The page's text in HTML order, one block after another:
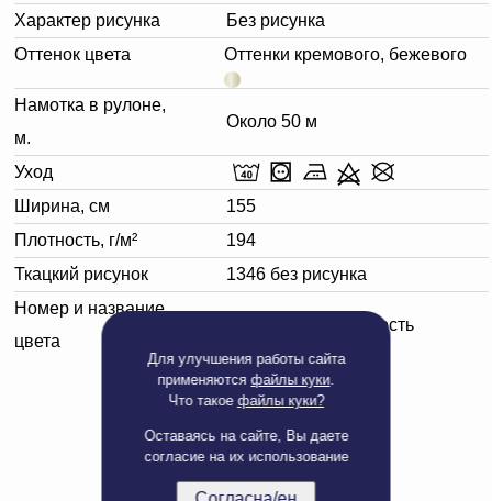
Для улучшения работы сайта
применяютсяфайлы куки.
Что такое файлы куки?
Оставаясь на сайте, Вы даете
согласие на их использование
Характер рисунка
Без рисунка
Оттенок цвета
Оттенки кремового, бежевого
Намотка в рулоне,
м.
Около 50 м
Уход
Ширина, см
155
Плотность, г/м²
194
Ткацкий рисунок
1346 без рисунка
Номер и название
цвета
110701 слоновая кость